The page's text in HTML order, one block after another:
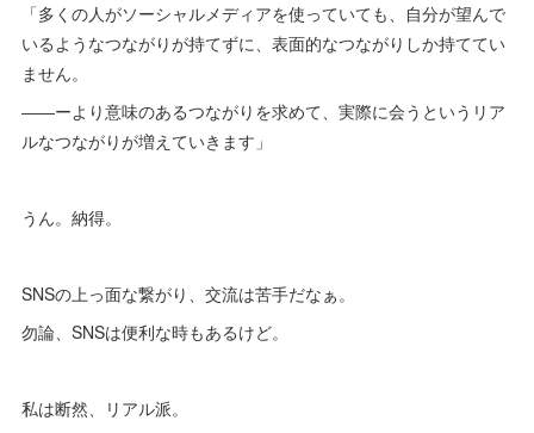
「多くの人がソーシャルメディアを使っていても、自分が望んで
いるようなつながりが持てずに、表面的なつながりしか持ててい
ません。
――ーより意味のあるつながりを求めて、実際に会うというリア
ルなつながりが増えていきます」
うん。納得。
SNSの上っ面な繋がり、交流は苦手だなぁ。
勿論、SNSは便利な時もあるけど。
私は断然、リアル派。